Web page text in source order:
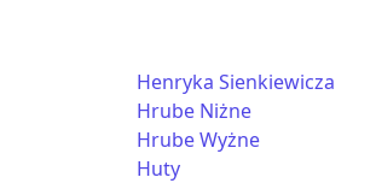
Henryka Sienkiewicza
Hrube Niżne
Hrube Wyżne
Huty